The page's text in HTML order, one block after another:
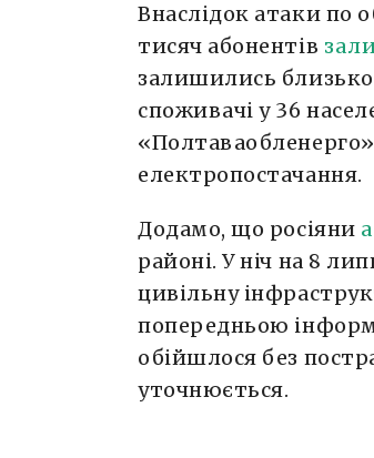
Внаслідок атаки по
тисяч абонентів
залишились
споживачі у 36
електропостачання.
Додамо, що росіяни
районі. У ніч на 8
цивільну
попередньою
обійшлося без
уточнюється.